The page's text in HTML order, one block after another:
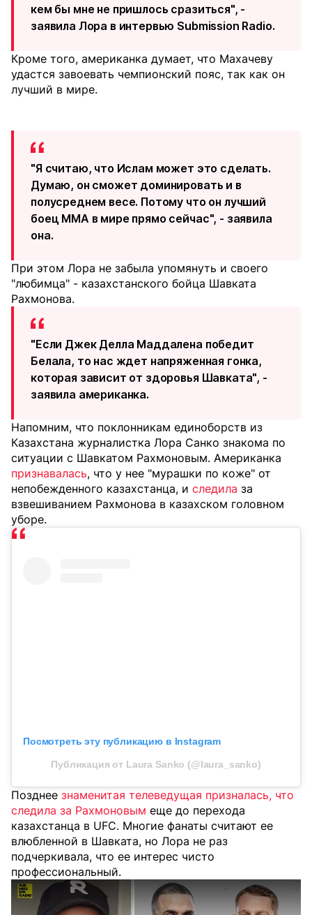
кем бы мне не пришлось сразиться", -
заявила Лора в интервью Submission Radio.
Кроме того, американка думает, что Махачеву
удастся завоевать чемпионский пояс, так как он
лучший в мире.
"Я считаю, что Ислам может это сделать.
Думаю, он сможет доминировать и в
полусреднем весе. Потому что он лучший
боец ММА в мире прямо сейчас", - заявила
она.
При этом Лора не забыла упомянуть и своего
"любимца" - казахстанского бойца Шавката
Рахмонова.
"Если Джек Делла Маддалена победит
Белала, то нас ждет напряженная гонка,
которая зависит от здоровья Шавката", -
заявила американка.
Напомним, что поклонникам единоборств из
Казахстана журналистка Лора Санко знакома по
ситуации с Шавкатом Рахмоновым. Американка
признавалась, что у нее "мурашки по коже" от
непобежденного казахстанца, и следила за
взвешиванием Рахмонова в казахском головном
уборе.
Посмотреть эту публикацию в Instagram
Публикация от Laura Sanko (@laura_sanko)
Позднее знаменитая телеведущая призналась, что
следила за Рахмоновым еще до перехода
казахстанца в UFC. Многие фанаты считают ее
влюбленной в Шавката, но Лора не раз
подчеркивала, что ее интерес чисто
профессиональный.